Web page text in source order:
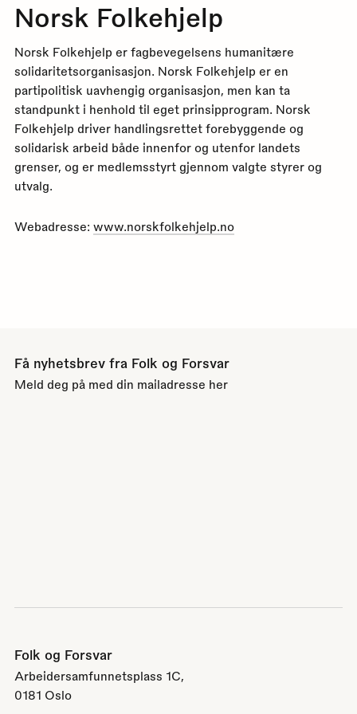
Norsk Folkehjelp
Norsk Folkehjelp er fagbevegelsens humanitære
solidaritetsorganisasjon. Norsk Folkehjelp er en
partipolitisk uavhengig organisasjon, men kan ta
standpunkt i henhold til eget prinsipprogram. Norsk
Folkehjelp driver handlingsrettet forebyggende og
solidarisk arbeid både innenfor og utenfor landets
grenser, og er medlemsstyrt gjennom valgte styrer og
utvalg.
Webadresse: www.norskfolkehjelp.no
Få nyhetsbrev fra Folk og Forsvar
Meld deg på med din mailadresse her
Folk og Forsvar
Arbeidersamfunnetsplass 1C,
0181 Oslo